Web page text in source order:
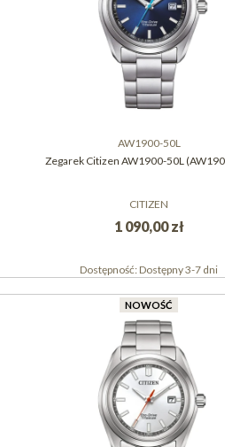
AW1900-50L
Zegarek Citizen AW1900-50L
CITIZEN
1 090,00 zł
Dostępność:Dostępny 3-7 dni
NOWOŚĆ